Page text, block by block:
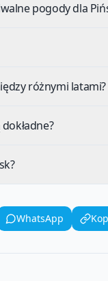
pogody dla
różnymi latami?
WhatsApp